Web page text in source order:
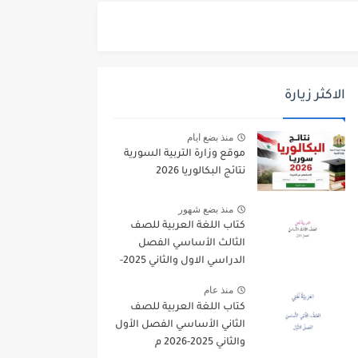
الاكثر زيارة
منذ بضع ايام
موقع وزارة التربية السورية
نتائج البكالوريا 2026
منذ بضع شهور
كتاب اللغة العربية للصف
الثالث الأساسي الفصل
الدراسي الاول والثاني 2025-
منذ عام
كتاب اللغة العربية للصف
الثاني الأساسي الفصل الأول
والثاني 2025-2026 م